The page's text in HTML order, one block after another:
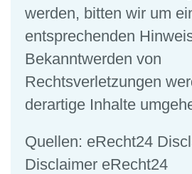
werden, bitten wir um
entsprechenden
Bekanntwerden von
Rechtsverletzungen
derartige Inhalte
Quellen: eRecht24
Disclaimer eRecht24